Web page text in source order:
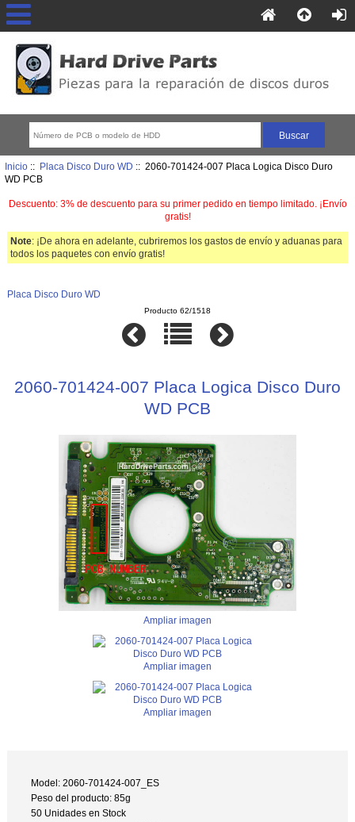
Inicio:: Placa Disco Duro WD :: 2060-701424-007 Placa Logica Disco Duro
WD PCB
Descuento: 3% de descuento para su primer pedido en tiempo limitado. ¡Envío
gratis!
Note: ¡De ahora en adelante, cubriremos los gastos de envío y aduanas para
todos los paquetes con envío gratis!
Placa Disco Duro WD
Producto 62/1518
2060-701424-007 Placa Logica Disco Duro
WD PCB
Ampliar imagen
Ampliar imagen
Ampliar imagen
Model: 2060-701424-007_ES
Peso del producto: 85g
50 Unidades en Stock